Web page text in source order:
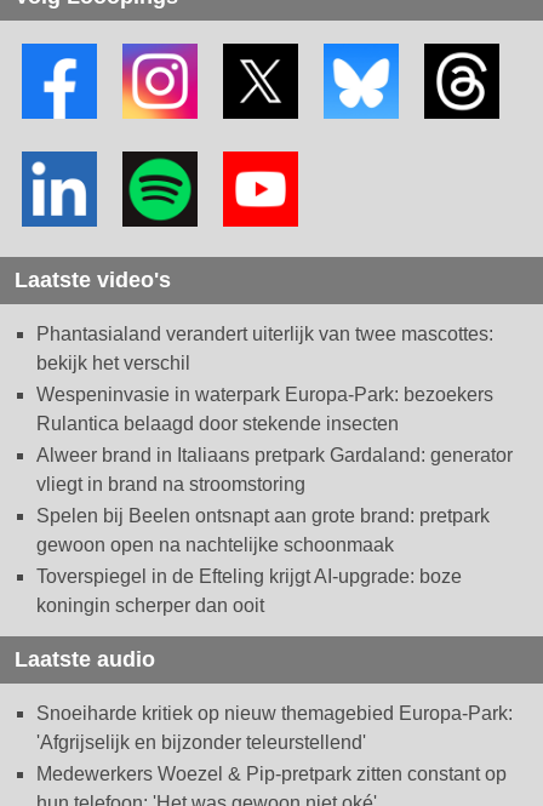
Laatste video's
Phantasialand verandert uiterlijk van twee mascottes:
bekijk het verschil
Wespeninvasie in waterpark Europa-Park: bezoekers
Rulantica belaagd door stekende insecten
Alweer brand in Italiaans pretpark Gardaland: generator
vliegt in brand na stroomstoring
Spelen bij Beelen ontsnapt aan grote brand: pretpark
gewoon open na nachtelijke schoonmaak
Toverspiegel in de Efteling krijgt AI-upgrade: boze
koningin scherper dan ooit
Laatste audio
Snoeiharde kritiek op nieuw themagebied Europa-Park:
'Afgrijselijk en bijzonder teleurstellend'
Medewerkers Woezel & Pip-pretpark zitten constant op